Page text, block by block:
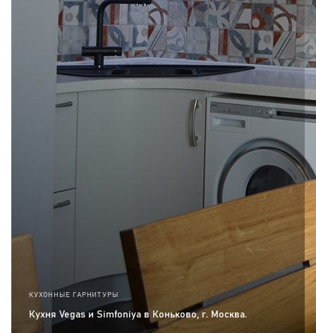
КУХОННЫЕ ГАРНИТУРЫ
Кухня Vegas и Simfoniya в Коньково, г. Москва.